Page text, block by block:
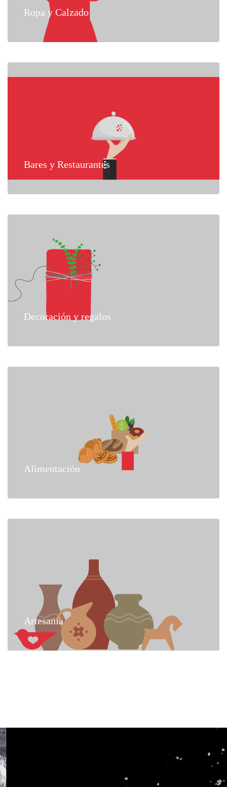
Ropa y Calzado
Bares y Restaurantes
Decoración y regalos
Alimentación
Artesanía